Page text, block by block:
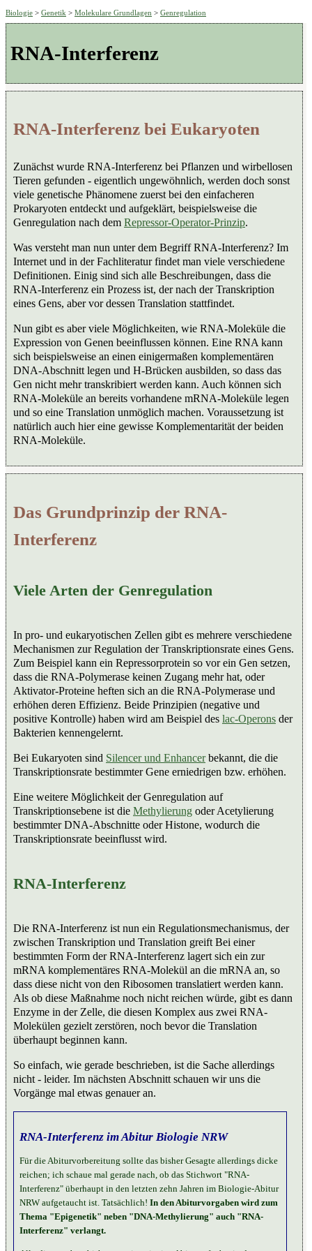
Biologie > Genetik > Molekulare Grundlagen > Genregulation
RNA-Interferenz
RNA-Interferenz bei Eukaryoten
Zunächst wurde RNA-Interferenz bei Pflanzen und wirbellosen
Tieren gefunden - eigentlich ungewöhnlich, werden doch sonst
viele genetische Phänomene zuerst bei den einfacheren
Prokaryoten entdeckt und aufgeklärt, beispielsweise die
Genregulation nach dem Repressor-Operator-Prinzip.
Was versteht man nun unter dem Begriff RNA-Interferenz? Im
Internet und in der Fachliteratur findet man viele verschiedene
Definitionen. Einig sind sich alle Beschreibungen, dass die
RNA-Interferenz ein Prozess ist, der nach der Transkription
eines Gens, aber vor dessen Translation stattfindet.
Nun gibt es aber viele Möglichkeiten, wie RNA-Moleküle die
Expression von Genen beeinflussen können. Eine RNA kann
sich beispielsweise an einen einigermaßen komplementären
DNA-Abschnitt legen und H-Brücken ausbilden, so dass das
Gen nicht mehr transkribiert werden kann. Auch können sich
RNA-Moleküle an bereits vorhandene mRNA-Moleküle legen
und so eine Translation unmöglich machen. Voraussetzung ist
natürlich auch hier eine gewisse Komplementarität der beiden
RNA-Moleküle.
Das Grundprinzip der RNA-
Interferenz
Viele Arten der Genregulation
In pro- und eukaryotischen Zellen gibt es mehrere verschiedene
Mechanismen zur Regulation der Transkriptionsrate eines Gens.
Zum Beispiel kann ein Repressorprotein so vor ein Gen setzen,
dass die RNA-Polymerase keinen Zugang mehr hat, oder
Aktivator-Proteine heften sich an die RNA-Polymerase und
erhöhen deren Effizienz. Beide Prinzipien (negative und
positive Kontrolle) haben wird am Beispiel des lac-Operons der
Bakterien kennengelernt.
Bei Eukaryoten sind Silencer und Enhancerbekannt, die die
Transkriptionsrate bestimmter Gene erniedrigen bzw. erhöhen.
Eine weitere Möglichkeit der Genregulation auf
Transkriptionsebene ist die Methylierung oder Acetylierung
bestimmter DNA-Abschnitte oder Histone, wodurch die
Transkriptionsrate beeinflusst wird.
RNA-Interferenz
Die RNA-Interferenz ist nun ein Regulationsmechanismus, der
zwischen Transkription und Translation greift Bei einer
bestimmten Form der RNA-Interferenz lagert sich ein zur
mRNA komplementäres RNA-Molekül an die mRNA an, so
dass diese nicht von den Ribosomen translatiert werden kann.
Als ob diese Maßnahme noch nicht reichen würde, gibt es dann
Enzyme in der Zelle, die diesen Komplex aus zwei RNA-
Molekülen gezielt zerstören, noch bevor die Translation
überhaupt beginnen kann.
So einfach, wie gerade beschrieben, ist die Sache allerdings
nicht - leider. Im nächsten Abschnitt schauen wir uns die
Vorgänge mal etwas genauer an.
RNA-Interferenz im Abitur Biologie NRW
Für die Abiturvorbereitung sollte das bisher Gesagte allerdings dicke
reichen; ich schaue mal gerade nach, ob das Stichwort "RNA-
Interferenz" überhaupt in den letzten zehn Jahren im Biologie-Abitur
NRW aufgetaucht ist. Tatsächlich! In den Abiturvorgaben wird zum
Thema "Epigenetik" neben "DNA-Methylierung" auch "RNA-
Interferenz" verlangt.